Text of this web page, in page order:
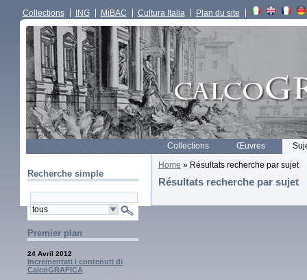
Collections ING MiBAC Cultura Italia Plan du site
Collections Œuvres
Recherche simple
Premier plan
24 Avril 2012
Incrementati i contenuti di
CalcoGRAFICA
Home » Résultats recherche par sujet
Résultats recherche par sujet